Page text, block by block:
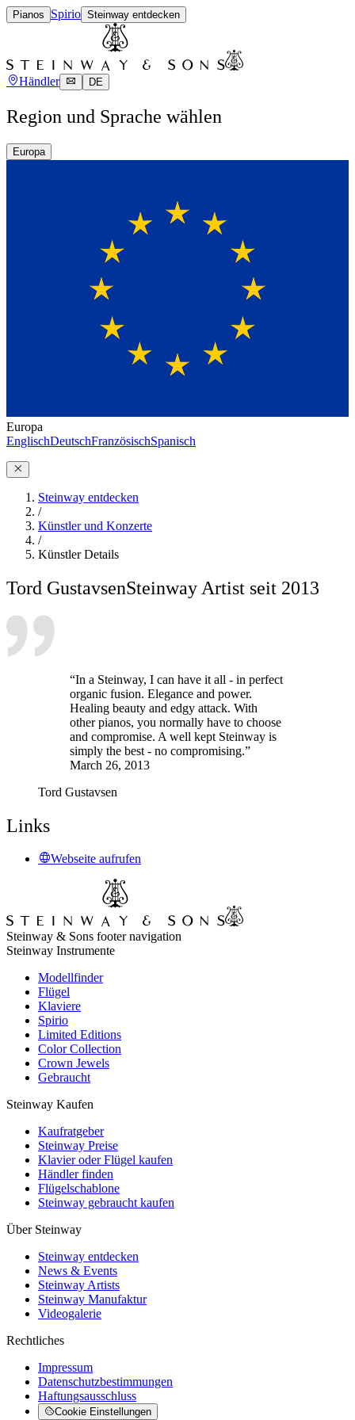
Pianos Spirio Steinway entdecken
Händler DE
Region und Sprache wählen
Europa
Europa
EnglischDeutschFranzösischSpanisch
Steinway entdecken
/
Künstler und Konzerte
/
Künstler Details
Tord GustavsenSteinway Artist seit 2013
“In a Steinway, I can have it all - in perfect
organic fusion. Elegance and power.
Healing beauty and edgy attack. With
other pianos, you normally have to choose
and compromise. A well kept Steinway is
simply the best - no compromising.”
March 26, 2013
Tord Gustavsen
Links
Webseite aufrufen
Steinway & Sons footer navigation
Steinway Instrumente
Modellfinder
Flügel
Klaviere
Spirio
Limited Editions
Color Collection
Crown Jewels
Gebraucht
Steinway Kaufen
Kaufratgeber
Steinway Preise
Klavier oder Flügel kaufen
Händler finden
Flügelschablone
Steinway gebraucht kaufen
Über Steinway
Steinway entdecken
News & Events
Steinway Artists
Steinway Manufaktur
Videogalerie
Rechtliches
Impressum
Datenschutzbestimmungen
Haftungsausschluss
Cookie Einstellungen